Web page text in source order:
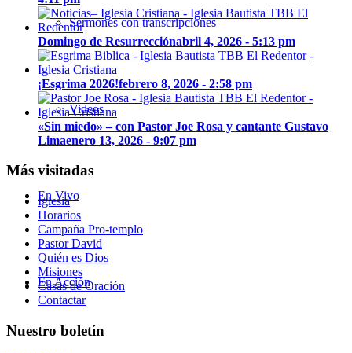
Sermones con transcripciones
Videos
En Vivo
En Acción
Domingo de Resurrecciónabril 4, 2026 - 5:13 pm
¡Esgrima 2026!febrero 8, 2026 - 2:58 pm
«Sin miedo» – con Pastor Joe Rosa y cantante Gustavo
Limaenero 13, 2026 - 9:07 pm
Más visitadas
Iglesia
Horarios
Campaña Pro-templo
Pastor David
Quién es Dios
Misiones
Casas de Oración
Contactar
Nuestro boletín